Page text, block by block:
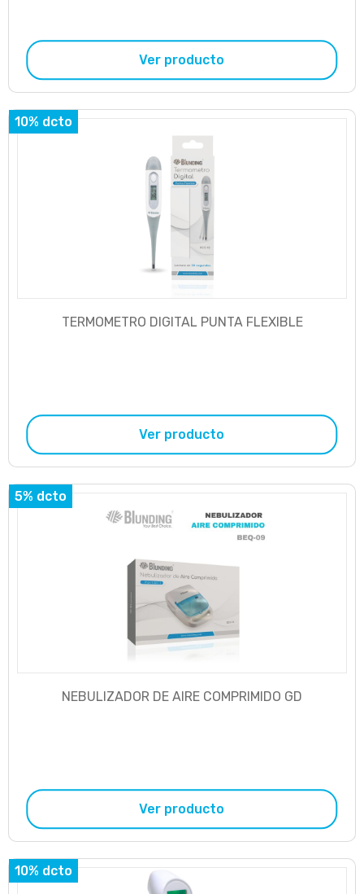
Ver producto
10% dcto
TERMOMETRO DIGITAL PUNTA FLEXIBLE
Ver producto
5% dcto
NEBULIZADOR DE AIRE COMPRIMIDO GD
Ver producto
10% dcto